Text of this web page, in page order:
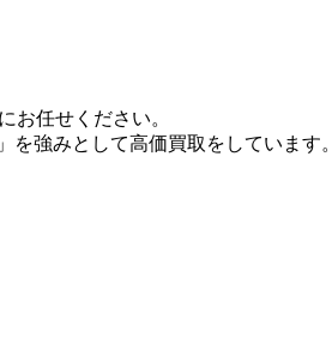
お任せください。
強みとして高価買取をしています。